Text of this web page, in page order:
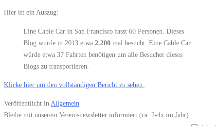
Hier ist ein Auszug:
Eine Cable Car in San Francisco fasst 60 Personen. Dieses
Blog wurde in 2013 etwa 2.200 mal besucht. Eine Cable Car
würde etwa 37 Fahrten benötigen um alle Besucher dieses
Blogs zu transportieren.
Klicke hier um den vollständigen Bericht zu sehen.
Veröffentlicht inAllgemein
Bleibe mit unserem Vereinsnewsletter informiert (ca. 2-4x im Jahr)